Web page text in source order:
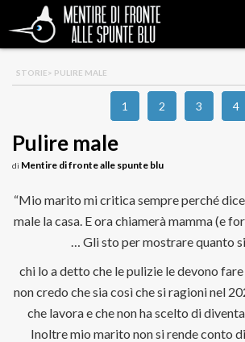
STORIE> PULIRE MALE
1 2 3 4
Pulire male
di Mentire di fronte alle spunte blu
“Mio marito mi critica sempre perché
male la casa. E ora chiamerà mamma (e
… Gli sto per mostrare quanto
chi lo a detto che le pulizie le devono fare
non credo che sia così che si ragioni nel
che lavora e che non ha scelto di
Inoltre mio marito non si rende conto